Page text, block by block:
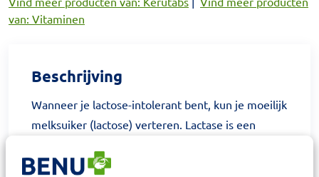
van: Vitaminen
Beschrijving
Wanneer je lactose-intolerant bent, kun je moeilijk
melksuiker (lactose) verteren. Lactase is een
gebruik van Kerutabs kunt u blijven genieten van